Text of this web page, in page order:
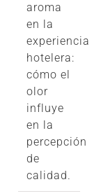
aroma
en la
experiencia
hotelera:
cómo el
olor
influye
en la
percepción
de
calidad.